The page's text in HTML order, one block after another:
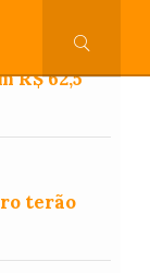
Geral Coluna
R$ 62,5
terão